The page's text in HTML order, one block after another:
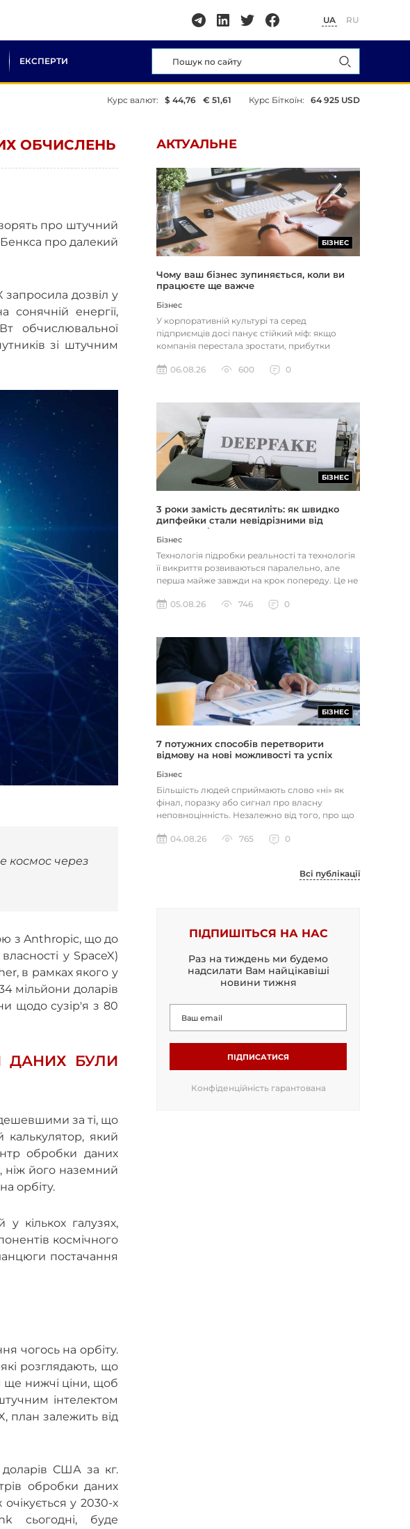
UA RU
ЕКСПЕРТИ
Курс валют: $ 44,76 € 51,61 Курс Біткоїн: 64 925 USD
ОБЧИСЛЕНЬ
про штучний
Бенкса про далекий
дозвіл у
сонячній енергії,
обчислювальної
зі штучним
космос через
з Anthropic, що до
у SpaceX)
в рамках якого у
мільйони доларів
щодо сузір'я з 80
ДАНИХ БУЛИ
за ті, що
калькулятор, який
обробки даних
ніж його наземний
орбіту.
кількох галузях,
космічного
постачання
чогось на орбіту.
розглядають, що
ще нижчі ціни, щоб
інтелектом
план залежить від
США за кг.
обробки даних
у 2030-х
сьогодні, буде
АКТУАЛЬНЕ
БІЗНЕС
Чому ваш бізнес зупиняється, коли ви
працюєте ще важче
Бізнес
У корпоративній культурі та серед
підприємців досі панує стійкий міф: якщо
компанія перестала зростати, прибутки
06.08.26
600 0
БІЗНЕС
3 роки замість десятиліть: як швидко
дипфейки стали невідрізними від
реальності
Бізнес
Технологія підробки реальності та технологія
її викриття розвиваються паралельно, але
перша майже завжди на крок попереду. Це не
05.08.26
746 0
БІЗНЕС
7 потужних способів перетворити
відмову на нові можливості та успіх
Бізнес
Більшість людей сприймають слово «ні» як
фінал, поразку або сигнал про власну
неповноцінність. Незалежно від того, про що
04.08.26
765 0
Всі публікації
ПІДПИШІТЬСЯ НА НАС
Раз на тиждень ми будемо
надсилати Вам найцікавіші
новини тижня
ПІДПИСАТИСЯ
Конфіденційність гарантована